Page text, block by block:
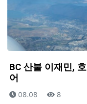
BC 산불 이재민,
어
등록일
08.08 조회
8